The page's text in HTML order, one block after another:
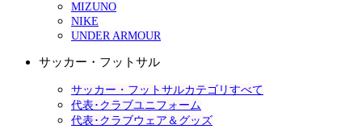
MIZUNO
NIKE
UNDER ARMOUR
サッカー・フットサル
サッカー・フットサルカテゴリすべて
代表･クラブユニフォーム
代表･クラブウェア＆グッズ